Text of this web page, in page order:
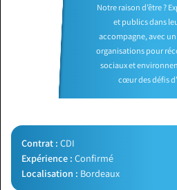
Notre raison d’être ?
et publics dans
accompagne, avec
organisations pour
sociaux et
cœur des défis
Contrat : CDI
Expérience : Confirmé
Localisation : Bordeaux